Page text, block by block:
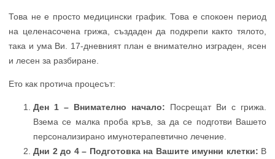
Това не е просто медицински график. Това е спокоен период
на целенасочена грижа, създаден да подкрепи както тялото,
така и ума Ви. 17-дневният план е внимателно изграден, ясен
и лесен за разбиране.
Ето как протича процесът:
Ден 1 – Внимателно начало: Посрещат Ви с грижа.
Взема се малка проба кръв, за да се подготви Вашето
персонализирано имунотерапевтично лечение.
Дни 2 до 4 – Подготовка на Вашите имунни клетки: В